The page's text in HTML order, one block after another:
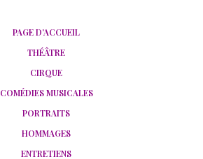
PAGE D’ACCUEIL
THÉÂTRE
CIRQUE
COMÉDIES MUSICALES
PORTRAITS
HOMMAGES
ENTRETIENS